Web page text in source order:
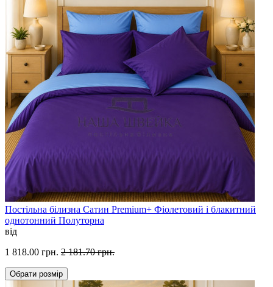
Постільна білизна Сатин Premium+ Фіолетовий і блакитний
однотонний Полуторна
від
1 818.00 грн. 2 181.70 грн.
Обрати розмір